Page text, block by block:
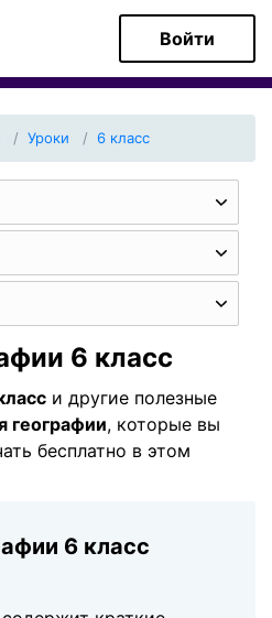
Войти
Уроки 6 класс
6 класс
и другие полезные
географии, которые вы
бесплатно в этом
6 класс